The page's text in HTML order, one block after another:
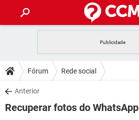
CELULAR
OUTLOOK
INSTAGRAM GMAIL
DICAS
JOGOS
DOWNLOADS
JOGOS
FÓRUM
Fórum Rede social
Anterior
Recuperar fotos do WhatsApp